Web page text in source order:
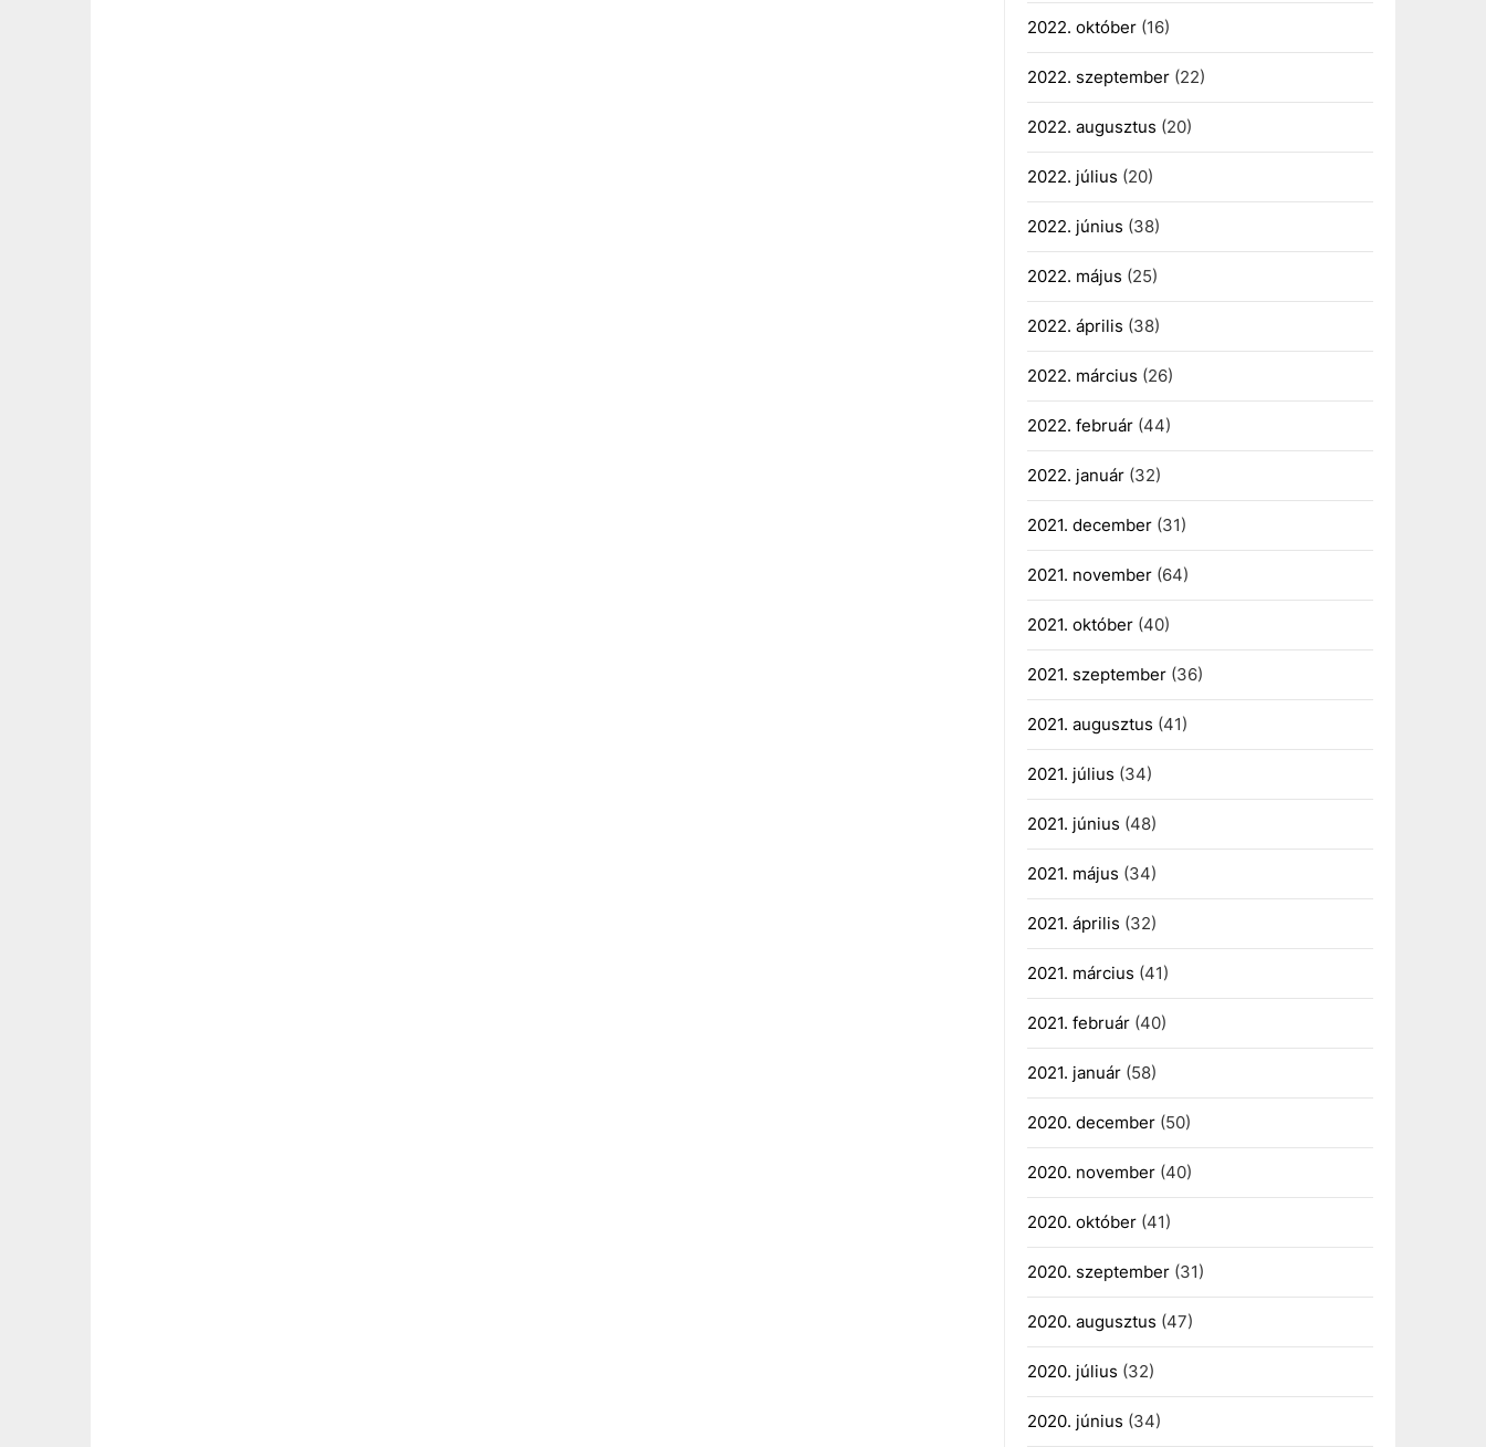
2022. október(16)
2022. szeptember(22)
2022. augusztus (20)
2022. július (20)
2022. június (38)
2022. május (25)
2022. április (38)
2022. március (26)
2022. február(44)
2022. január(32)
2021. december(31)
2021. november(64)
2021. október(40)
2021. szeptember(36)
2021. augusztus (41)
2021. július (34)
2021. június (48)
2021. május (34)
2021. április (32)
2021. március (41)
2021. február(40)
2021. január(58)
2020. december(50)
2020. november(40)
2020. október(41)
2020. szeptember(31)
2020. augusztus (47)
2020. július (32)
2020. június (34)